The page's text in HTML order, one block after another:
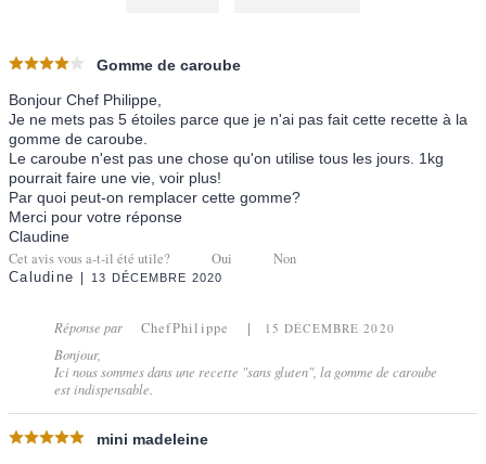
Gomme de caroube
Bonjour Chef Philippe,
Je ne mets pas 5 étoiles parce que je n'ai pas fait cette recette à la
gomme de caroube.
Le caroube n'est pas une chose qu'on utilise tous les jours. 1kg
pourrait faire une vie, voir plus!
Par quoi peut-on remplacer cette gomme?
Merci pour votre réponse
Claudine
Cet avis vous a-t-il été utile? Oui Non
Caludine 13 DÉCEMBRE 2020
Réponse par ChefPhilippe 15 DÉCEMBRE 2020
Bonjour,
Ici nous sommes dans une recette "sans gluten", la gomme de caroube
est indispensable.
mini madeleine